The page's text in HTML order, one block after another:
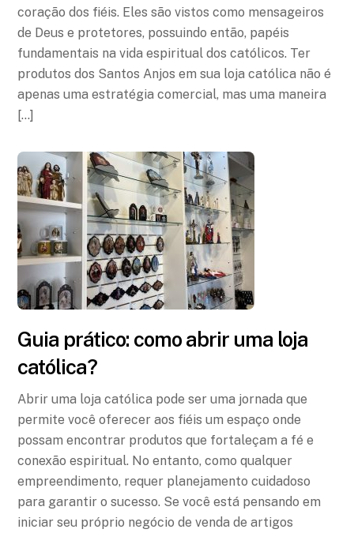
coração dos fiéis. Eles são vistos como mensageiros
de Deus e protetores, possuindo então, papéis
fundamentais na vida espiritual dos católicos. Ter
produtos dos Santos Anjos em sua loja católica não é
apenas uma estratégia comercial, mas uma maneira
[…]
Guia prático: como abrir uma loja
católica?
Abrir uma loja católica pode ser uma jornada que
permite você oferecer aos fiéis um espaço onde
possam encontrar produtos que fortaleçam a fé e
conexão espiritual. No entanto, como qualquer
empreendimento, requer planejamento cuidadoso
para garantir o sucesso. Se você está pensando em
iniciar seu próprio negócio de venda de artigos